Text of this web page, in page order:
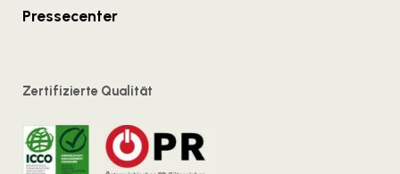
Pressecenter
Zertifizierte Qualität